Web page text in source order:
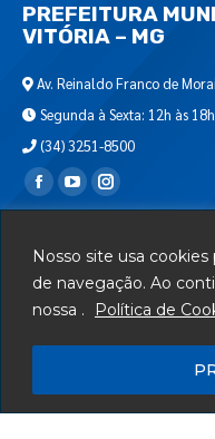
Nosso site usa cookies
de navegação. Ao
nossa .
Política de
PREFEITURA
VITÓRIA – MG
Av. Reinaldo Franco de
Segunda à Sexta: 12h às 18h
(34) 3251-8500
Encontre-nos em:
Departamento de T.I.
Serviços
Mapa do Site